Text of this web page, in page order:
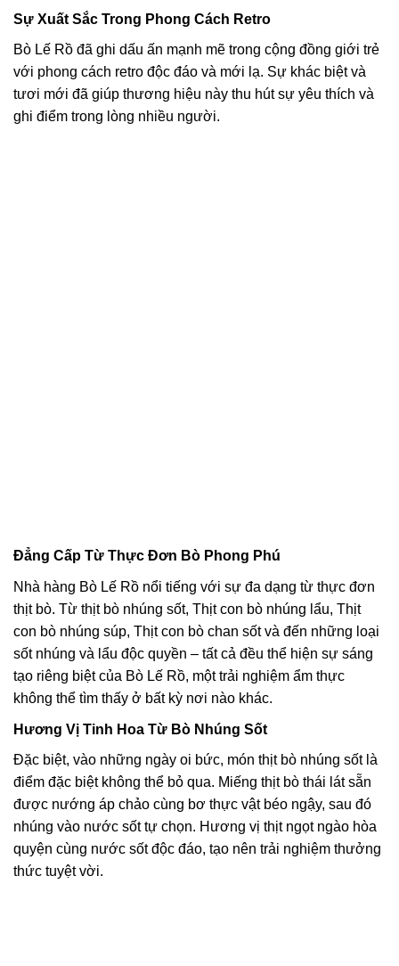
Sự Xuất Sắc Trong Phong Cách Retro
Bò Lế Rồ đã ghi dấu ấn mạnh mẽ trong cộng đồng giới trẻ
với phong cách retro độc đáo và mới lạ. Sự khác biệt và
tươi mới đã giúp thương hiệu này thu hút sự yêu thích và
ghi điểm trong lòng nhiều người.
Đẳng Cấp Từ Thực Đơn Bò Phong Phú
Nhà hàng Bò Lế Rồ nổi tiếng với sự đa dạng từ thực đơn
thịt bò. Từ thịt bò nhúng sốt, Thịt con bò nhúng lẩu, Thịt
con bò nhúng súp, Thịt con bò chan sốt và đến những loại
sốt nhúng và lẩu độc quyền – tất cả đều thể hiện sự sáng
tạo riêng biệt của Bò Lế Rồ, một trải nghiệm ẩm thực
không thể tìm thấy ở bất kỳ nơi nào khác.
Hương Vị Tinh Hoa Từ Bò Nhúng Sốt
Đặc biệt, vào những ngày oi bức, món thịt bò nhúng sốt là
điểm đặc biệt không thể bỏ qua. Miếng thịt bò thái lát sẵn
được nướng áp chảo cùng bơ thực vật béo ngậy, sau đó
nhúng vào nước sốt tự chọn. Hương vị thịt ngọt ngào hòa
quyện cùng nước sốt độc đáo, tạo nên trải nghiệm thưởng
thức tuyệt vời.